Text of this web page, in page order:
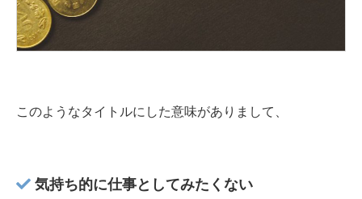
このようなタイトルにした意味がありまして、
気持ち的に仕事としてみたくない